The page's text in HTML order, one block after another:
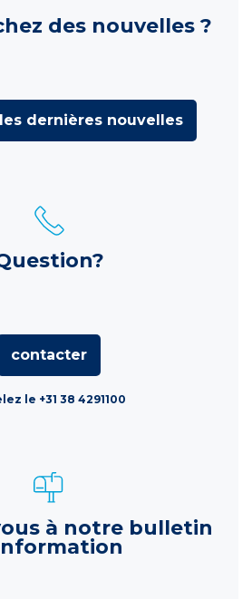
des nouvelles ?
dernières nouvelles
contacter
le +31 38 4291100
à notre bulletin